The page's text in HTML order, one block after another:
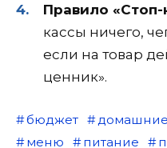
Правило «Стоп-
кассы ничего,
если на товар
ценник».
бюджет домашние
меню
питание